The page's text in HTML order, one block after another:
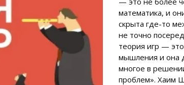
математика, и
скрыта где-то
не точно
теория игр —
мышления и она
многое в
проблем». Хаим